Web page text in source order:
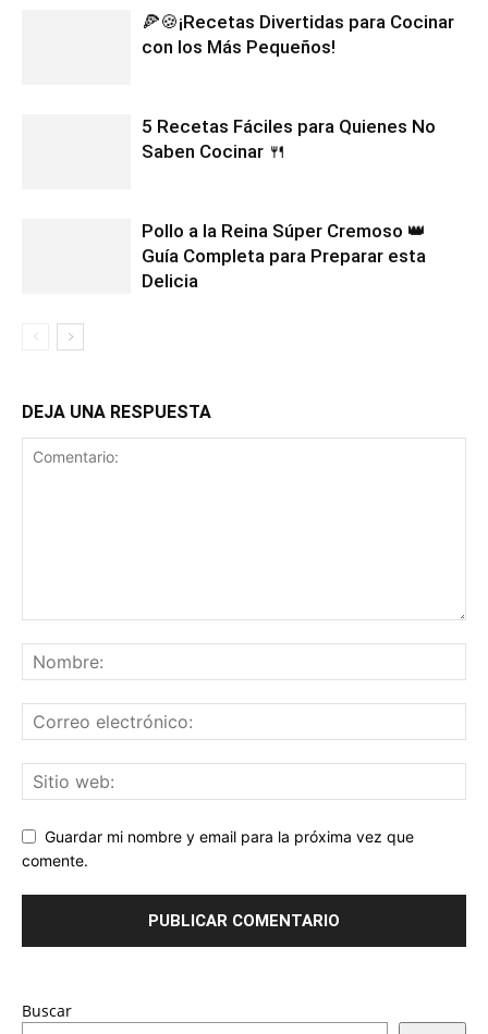
🍕🍪¡Recetas Divertidas para Cocinar
con los Más Pequeños!
5 Recetas Fáciles para Quienes No
Saben Cocinar 🍴
Pollo a la Reina Súper Cremoso 👑
Guía Completa para Preparar esta
Delicia
DEJA UNA RESPUESTA
Guardar mi nombre y email para la próxima vez que
comente.
Buscar